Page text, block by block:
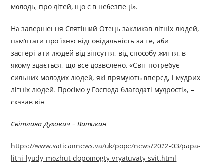
молодь, про дітей, що є в небезпеці».
На завершення Святіший Отець закликав літніх людей,
пам’ятати про їхню відповідальність за те, аби
застерігати людей від зіпсуття, від способу життя, в
якому здається, що все дозволено. «Світ потребує
сильних молодих людей, які прямують вперед, і мудрих
літніх людей. Просімо у Господа благодаті мудрості», –
сказав він.
Світлана Духович – Ватикан
https://www.vaticannews.va/uk/pope/news/2022-03/papa-
litni-lyudy-mozhut-dopomogty-vryatuvaty-svit.html